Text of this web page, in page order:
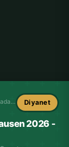
Hohr-Grenzhausen Ramadan-Kalender Diyanet
2026 -